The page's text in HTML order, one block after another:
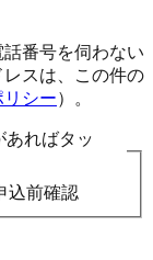
番号を伺わない
スは、この件の
リシー）。
あればタッ
込前確認